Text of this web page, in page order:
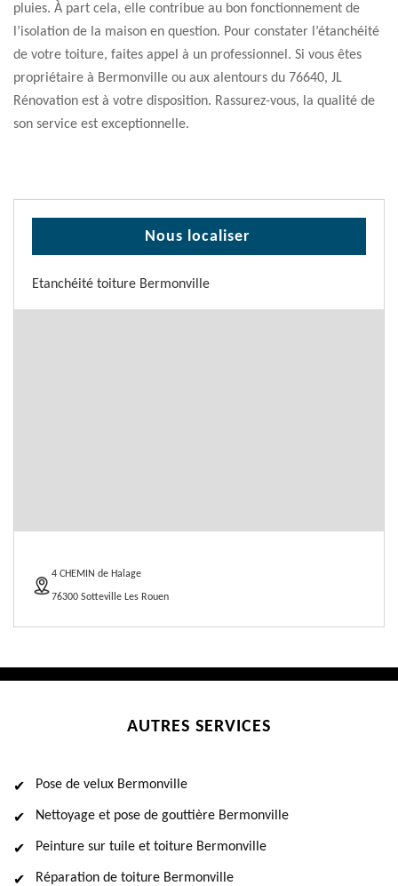
pluies. À part cela, elle contribue au bon fonctionnement de
l’isolation de la maison en question. Pour constater l’étanchéité
de votre toiture, faites appel à un professionnel. Si vous êtes
propriétaire à Bermonville ou aux alentours du 76640, JL
Rénovation est à votre disposition. Rassurez-vous, la qualité de
son service est exceptionnelle.
Nous localiser
Etanchéité toiture Bermonville
4 CHEMIN de Halage
76300 Sotteville Les Rouen
AUTRES SERVICES
Pose de velux Bermonville
Nettoyage et pose de gouttière Bermonville
Peinture sur tuile et toiture Bermonville
Réparation de toiture Bermonville